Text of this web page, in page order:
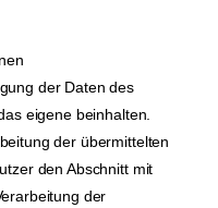
der Daten des
eigene beinhalten.
der übermittelten
den Abschnitt mit
der